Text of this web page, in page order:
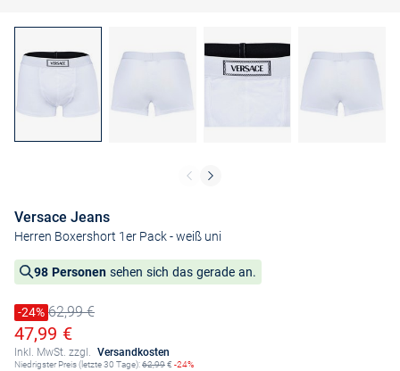
Versace Jeans
Herren Boxershort 1er Pack- weiß uni
98 Personen sehen sich das gerade an.
Preis reduziert um
-24%
Alter Preis62,99 €
Ermäßigter Preis
47,99 €
Inkl. MwSt. zzgl. Versandkosten
Niedrigster Preis (letzte 30 Tage):62,99€ -24%